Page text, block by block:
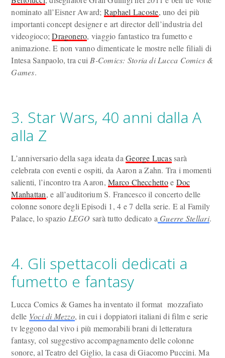
nominato all’Eisner Award; Raphael Lacoste, uno dei più
importanti concept designer e art director dell’industria del
videogioco;Dragonero, viaggio fantastico tra fumetto e
animazione. E non vanno dimenticate le mostre nelle filiali di
Intesa Sanpaolo, tra cui B-Comics: Storia di Lucca Comics &
Games.
3. Star Wars, 40 anni dalla A
alla Z
L’anniversario della saga ideata daGeorge Lucassarà
celebrata con eventi e ospiti, da Aaron a Zahn. Tra i momenti
salienti, l’incontro tra Aaron,Marco Checchettoe Doc
Manhattan, e all’auditorium S. Francesco il concerto delle
colonne sonore degli Episodi 1, 4 e 7 della serie. E al Family
Palace, lo spazio LEGO sarà tutto dedicato a Guerre Stellari.
4. Gli spettacoli dedicati a
fumetto e fantasy
Lucca Comics & Games ha inventato il format mozzafiato
delle Voci di Mezzo, in cui i doppiatori italiani di film e serie
tv leggono dal vivo i più memorabili brani di letteratura
fantasy, col suggestivo accompagnamento delle colonne
sonore, al Teatro del Giglio, la casa di Giacomo Puccini. Ma